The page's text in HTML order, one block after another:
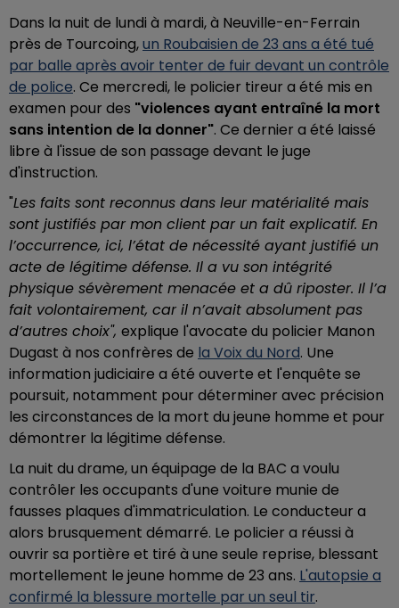
Dans la nuit de lundi à mardi, à Neuville-en-Ferrain
près de Tourcoing,un Roubaisien de 23 ans a été tué
par balle après avoir tenter de fuir devant un contrôle
de police. Ce mercredi, le policier tireur a été mis en
examen pour des "violences ayant entraîné la mort
sans intention de la donner". Ce dernier a été laissé
libre à l'issue de son passage devant le juge
d'instruction.
"Les faits sont reconnus dans leur matérialité mais
sont justifiés par mon client par un fait explicatif. En
l’occurrence, ici, l’état de nécessité ayant justifié un
acte de légitime défense. Il a vu son intégrité
physique sévèrement menacée et a dû riposter. Il l’a
fait volontairement, car il n’avait absolument pas
d’autres choix", explique l'avocate du policier Manon
Dugast à nos confrères de la Voix du Nord. Une
information judiciaire a été ouverte et l'enquête se
poursuit, notamment pour déterminer avec précision
les circonstances de la mort du jeune homme et pour
démontrer la légitime défense.
La nuit du drame, un équipage de la BAC a voulu
contrôler les occupants d'une voiture munie de
fausses plaques d'immatriculation. Le conducteur a
alors brusquement démarré. Le policier a réussi à
ouvrir sa portière et tiré à une seule reprise, blessant
mortellement le jeune homme de 23 ans. L'autopsie a
confirmé la blessure mortelle par un seul tir.